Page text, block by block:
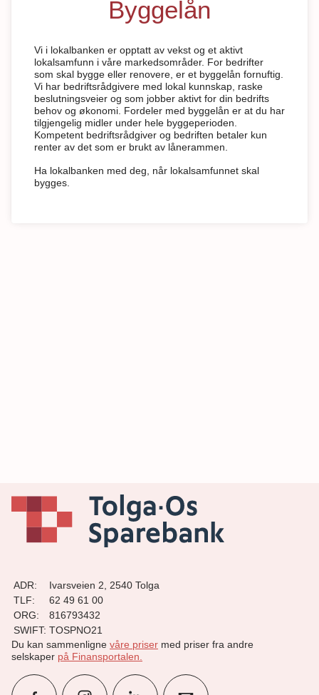
Byggelån
Vi i lokalbanken er opptatt av vekst og et aktivt
lokalsamfunn i våre markedsområder. For bedrifter
som skal bygge eller renovere, er et byggelån fornuftig.
Vi har bedriftsrådgivere med lokal kunnskap, raske
beslutningsveier og som jobber aktivt for din bedrifts
behov og økonomi. Fordeler med byggelån er at du har
tilgjengelig midler under hele byggeperioden.
Kompetent bedriftsrådgiver og bedriften betaler kun
renter av det som er brukt av lånerammen.
Ha lokalbanken med deg, når lokalsamfunnet skal
bygges.
ADR:
Ivarsveien 2, 2540 Tolga
TLF:
62 49 61 00
ORG:
816793432
SWIFT: TOSPNO21
Du kan sammenligne våre priser med priser fra andre
selskaper på Finansportalen